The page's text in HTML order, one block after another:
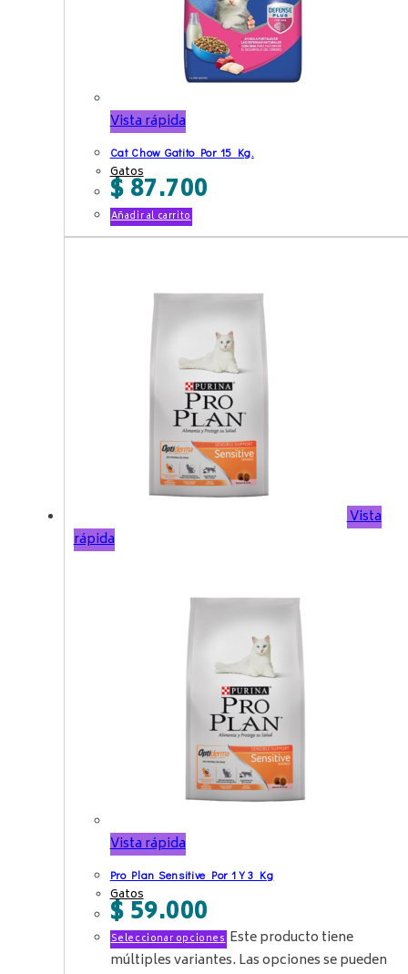
Vista rápida
Cat Chow Gatito Por 15 Kg.
Gatos
$87.700
Añadir al carrito
Vista
rápida
Vista rápida
Pro Plan Sensitive Por 1 Y 3 Kg
Gatos
$59.000
Seleccionar opciones Este producto tiene
múltiples variantes. Las opciones se pueden